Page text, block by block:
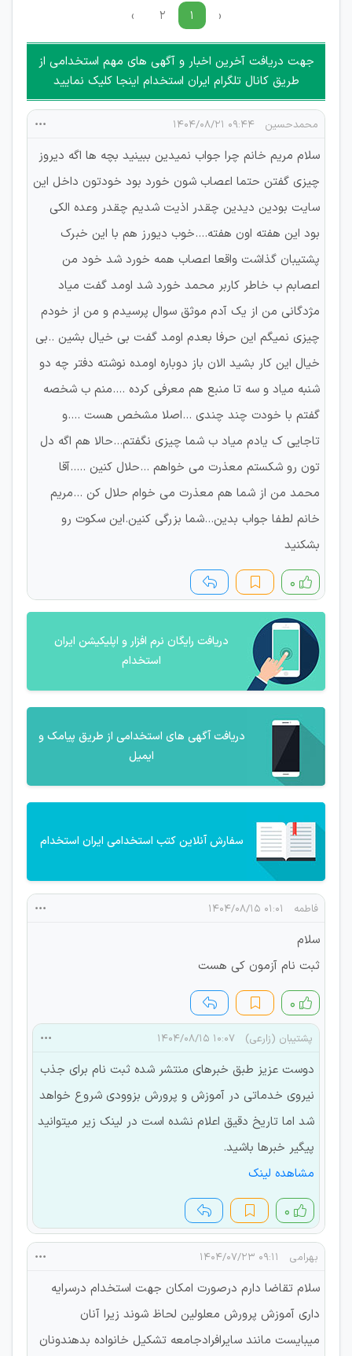
‹ ۱ ۲ ›
جهت دریافت آخرین اخبار و آگهی های مهم استخدامی از
طریق کانال تلگرام ایران استخدام اینجا کلیک نمایید
محمدحسین ۰۹:۴۴ ۱۴۰۴/۰۸/۲۱
سلام مریم خانم چرا جواب نمیدین ببینید بچه ها اگه دیروز
چیزی گفتن حتما اعصاب شون خورد بود خودتون داخل این
سایت بودین دیدین چقدر اذیت شدیم چقدر وعده الکی
بود این هفته اون هفته....خوب دیورز هم با این خبرک
پشتیبان گذاشت واقعا اعصاب همه خورد شد خود من
اعصابم ب خاطر کاربر محمد خورد شد اومد گفت میاد
مژدگانی من از یک آدم موثق سوال پرسیدم و من از خودم
چیزی نمیگم این حرفا بعدم اومد گفت بی خیال بشین ..‌بی
خیال این کار بشید الان باز دوباره اومده نوشته دفتر چه دو
شنبه میاد و سه تا منبع هم معرفی کرده ....منم ب شخصه
گفتم با خودت چند چندی ...اصلا مشخص هست ....و
تاجایی ک یادم میاد ب شما چیزی نگفتم...حالا هم اگه دل
تون رو شکستم معذرت می خواهم ...حلال کنین .....آقا
محمد من از شما هم معذرت می خوام حلال کن ...مریم
خانم لطفا جواب بدین...شما بزرگی کنین.این سکوت رو
بشکنید
۰
دریافت رایگان نرم افزار و اپلیکیشن ایران
استخدام
دریافت آگهی های استخدامی از طریق پیامک و
ایمیل
سفارش آنلاین کتب استخدامی ایران استخدام
فاطمه ۰۱:۰۱ ۱۴۰۴/۰۸/۱۵
سلام
ثبت نام آزمون کی هست
۰
پشتیبان (زارعی) ۱۰:۰۷ ۱۴۰۴/۰۸/۱۵
دوست عزیز طبق خبرهای منتشر شده ثبت نام برای جذب
نیروی خدماتی در آموزش و پرورش بزوودی شروع خواهد
شد اما تاریخ دقیق اعلام نشده است در لینک زیر میتوانید
پیگیر خبرها باشید.
مشاهده لینک
۰
بهرامی ۰۹:۱۱ ۱۴۰۴/۰۷/۲۳
سلام تقاضا دارم درصورت امکان جهت استخدام درسرایه
داری آموزش پرورش معلولین لحاظ شوند زیرا آنان
میبایست مانند سایرافرادجامعه تشکیل خانواده بدهندونان